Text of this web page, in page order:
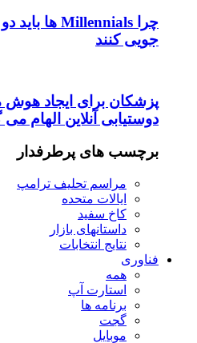
جویی کنند
پزشکان برای ایجاد هوش
دوستیابی آنلاین الهام می
برچسب های پرطرفدار
مراسم تحلیف ترامپ
ایالات متحده
کاخ سفید
داستانهای بازار
نتایج انتخابات
فناوری
همه
استارت آپ
برنامه ها
گجت
موبایل